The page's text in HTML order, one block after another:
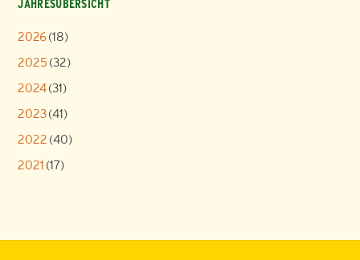
JAHRESÜBERSICHT
2026(18)
2025 (32)
2024(31)
2023(41)
2022 (40)
2021 (17)